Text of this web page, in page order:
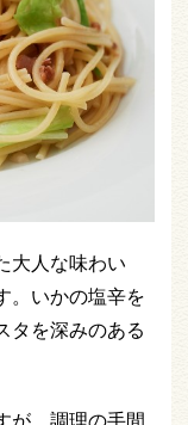
大人な味わい
。いかの塩辛を
タを深みのある
が、調理の手間